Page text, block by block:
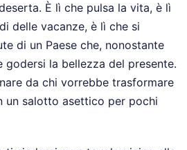
È lì che pulsa la vita, è lì
delle vacanze, è lì che si
di un Paese che, nonostante
la bellezza del presente.
da chi vorrebbe trasformare
un salotto asettico per pochi